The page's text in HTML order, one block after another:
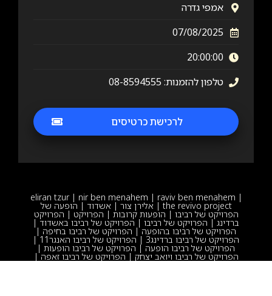
אמפי גדרה
07/08/2025
20:00:00
טלפון להזמנות: 08-8594555
לרכישת כרטיסים
eliran tzur| nir ben menahem | raviv ben menahem |
the revivo project
| אלירן צור | אשדוד | הופעה של
הפרויקט של רביבו | הופעות קרובות | הפרויקט | הפרויקט
ברדינג| הפרויקט של רביבו | הפרויקט של רביבו באשדוד |
הפרויקט של רביבו בהופעה| הפרויקט של רביבו בחיפה |
הפרויקט של רביבו ברדינג3 |הפרויקט של רביבו האנגר11 |
הפרויקט של רביבו הופעה | הפרויקט של רביבו הופעות |
הפרויקט של רביבו ויואב יצחק | הפרויקט של רביבו זאפה|
הפרויקט של רביבו קבלת שבת|חפלה|טברנה|יואב יצחק|